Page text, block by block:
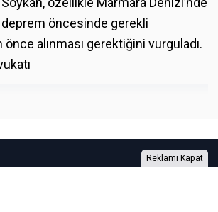
öncesinde gerekli
alınması gerektiğini vurguladı.
Reklami Kapat